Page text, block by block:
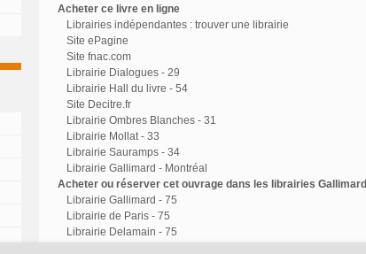
Acheter ce livre en ligne
Librairies indépendantes : trouver une librairie
Site ePagine
Site fnac.com
Librairie Dialogues - 29
Librairie Hall du livre - 54
Site Decitre.fr
Librairie Ombres Blanches - 31
Librairie Mollat - 33
Librairie Sauramps - 34
Librairie Gallimard - Montréal
Acheter ou réserver cet ouvrage dans les librairies Gallimard
Librairie Gallimard - 75
Librairie de Paris - 75
Librairie Delamain - 75